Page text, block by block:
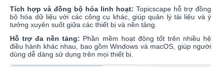
Tích hợp và đồng bộ hóa linh hoạt: Topicscape hỗ trợ đồng
bộ hóa dữ liệu với các công cụ khác, giúp quản lý tài liệu và ý
tưởng xuyên suốt giữa các thiết bị và nền tảng.
Hỗ trợ đa nền tảng: Phần mềm hoạt động tốt trên nhiều hệ
điều hành khác nhau, bao gồm Windows và macOS, giúp người
dùng dễ dàng sử dụng trên mọi thiết bị.